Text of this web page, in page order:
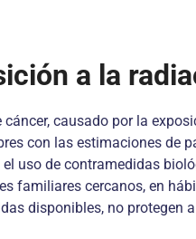
a la
cáncer, causado por la
con las estima­ciones de
uso de contramedidas
familiares cercanos, en
disponibles, no protegen